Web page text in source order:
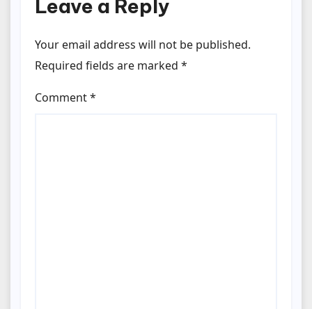
Leave a Reply
Your email address will not be published.
Required fields are marked *
Comment*